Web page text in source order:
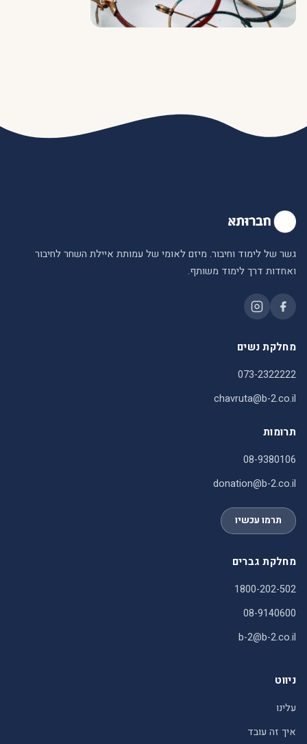
גשר של לימוד וחיבור. מיזם לאומי של עמותת איילת השחר לחיבור
ואחדות דרך לימוד משותף.
מחלקת נשים
073-2322222
chavruta@b-2.co.il
תרומות
08-9380106
donation@b-2.co.il
תרמו עכשיו
מחלקת גברים
1800-202-502
08-9140600
b-2@b-2.co.il
ניווט
עלינו
איך זה עובד